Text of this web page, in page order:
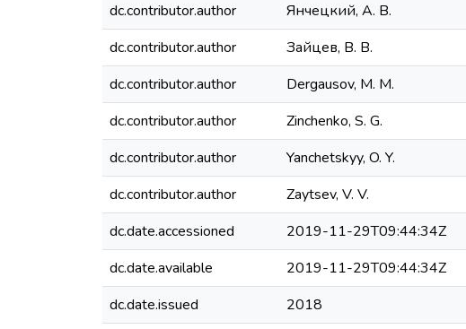
dc.contributor.author
Янчецкий, А. В.
dc.contributor.author
Зайцев, В. В.
dc.contributor.author
Dergausov, M. M.
dc.contributor.author
Zinchenko, S. G.
dc.contributor.author
Yanchetskyy, O. Y.
dc.contributor.author
Zaytsev, V. V.
dc.date.accessioned
2019-11-29T09:44:34Z
dc.date.available
2019-11-29T09:44:34Z
dc.date.issued
2018